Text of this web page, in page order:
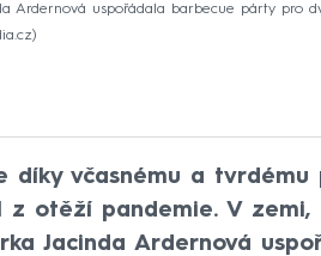
Ardernová uspořádala barbecue párty pro
díky včasnému a tvrdému
z otěží pandemie. V zemi,
Jacinda Ardernová